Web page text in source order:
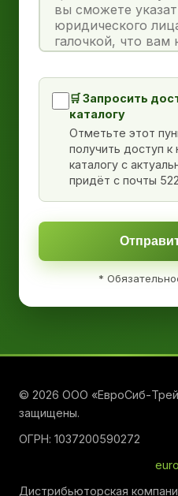
🛒 Запросить
каталогу
Отметьте этот
получить доступ
каталогу с
придёт с почты
*
© 2026 ООО «ЕвроСиб-
защищены.
ОГРН: 1037200590272
Дистрибьюторская